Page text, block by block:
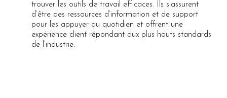
trouver les outils de travail efficaces. Ils s’assurent
d’être des ressources d’information et de support
pour les appuyer au quotidien et offrent une
expérience client répondant aux plus hauts standards
de l’industrie.